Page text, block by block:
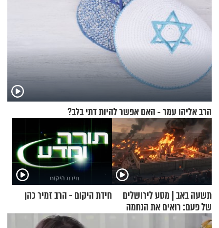
הרב אליהו עמר - האם אפשר להיות דתי בלב?
תשעה באב | מסע לירושלים
של פעם: רואים את הנחמה
חידת היקום - הרב זמיר כהן